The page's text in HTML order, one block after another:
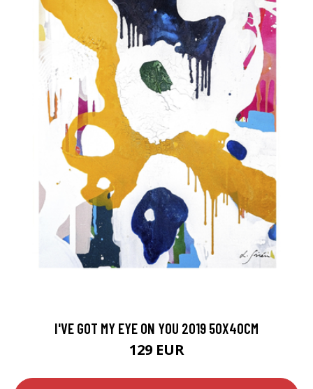
I'VE GOT MY EYE ON YOU 2019 50X40CM
129 EUR